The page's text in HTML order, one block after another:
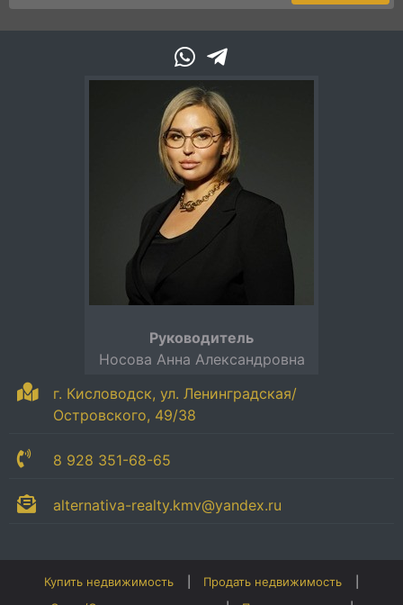
г. Кисловодск, ул. Ленинградская/
Островского, 49/38
8 928 351-68-65
alternativa-realty.kmv@yandex.ru
Руководитель
Носова Анна Александровна
Купить недвижимость
Продать недвижимость